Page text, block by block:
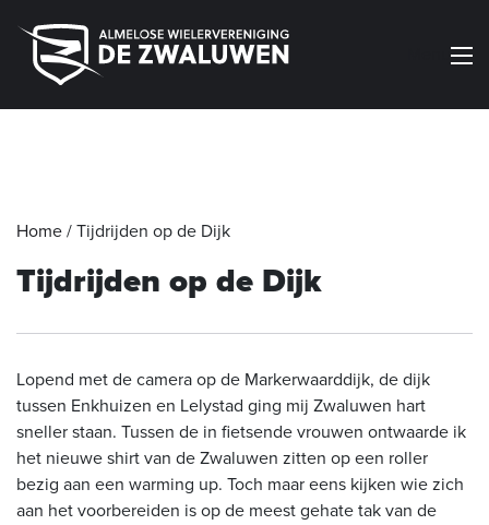
Home / Tijdrijden op de Dijk
Tijdrijden op de Dijk
Lopend met de camera op de Markerwaarddijk, de dijk
tussen Enkhuizen en Lelystad ging mij Zwaluwen hart
sneller staan. Tussen de in fietsende vrouwen ontwaarde ik
het nieuwe shirt van de Zwaluwen zitten op een roller
bezig aan een warming up. Toch maar eens kijken wie zich
aan het voorbereiden is op de meest gehate tak van de